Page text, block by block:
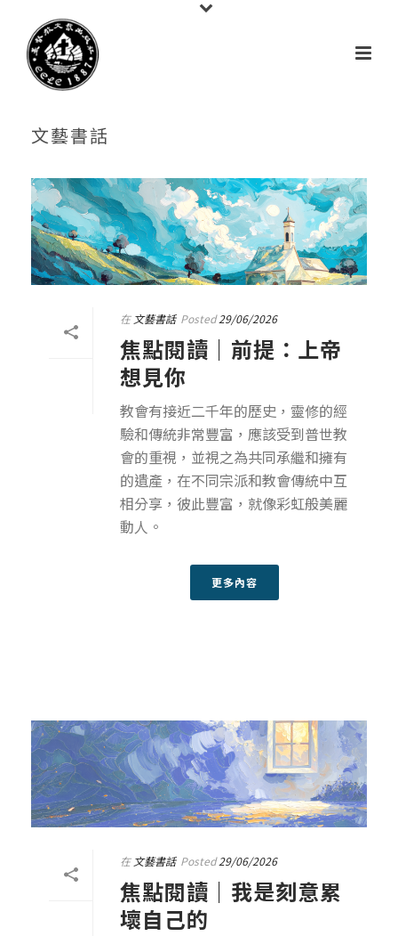
文藝書話
在 文藝書話 Posted 29/06/2026
焦點閱讀｜前提：上帝
想見你
教會有接近二千年的歷史，靈修的經
驗和傳統非常豐富，應該受到普世教
會的重視，並視之為共同承繼和擁有
的遺產，在不同宗派和教會傳統中互
相分享，彼此豐富，就像彩虹般美麗
動人。
更多內容
在 文藝書話 Posted 29/06/2026
焦點閱讀｜我是刻意累
壞自己的